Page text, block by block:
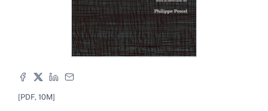
[PDF, 10M]